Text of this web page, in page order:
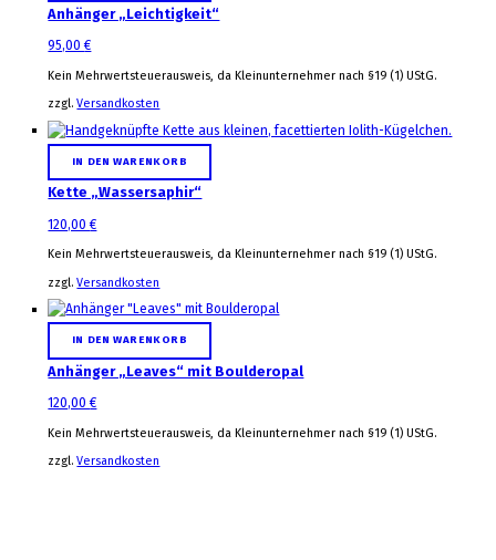
Anhänger „Leichtigkeit“
95,00€
Kein Mehrwertsteuerausweis, da Kleinunternehmer nach §19 (1) UStG.
zzgl.Versandkosten
IN DEN WARENKORB
Kette „Wassersaphir“
120,00€
Kein Mehrwertsteuerausweis, da Kleinunternehmer nach §19 (1) UStG.
zzgl.Versandkosten
IN DEN WARENKORB
Anhänger „Leaves“ mit Boulderopal
120,00€
Kein Mehrwertsteuerausweis, da Kleinunternehmer nach §19 (1) UStG.
zzgl.Versandkosten